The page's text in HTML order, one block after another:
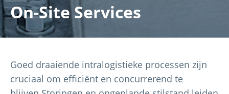
On-Site Services
Goed draaiende intralogistieke processen zijn
cruciaal om efficiënt en concurrerend te